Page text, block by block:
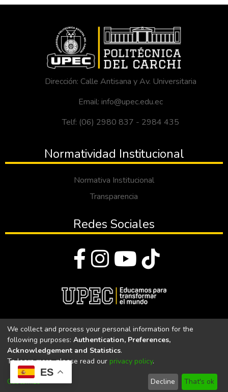
ES
Dirección: Calle Antisana y Av. Universitaria
Email: info@upec.edu.ec
Telf: (06) 2980 837 - 2984 435
Normatividad Institucional
Normativa Institucional
Transparencia
Redes Sociales
Universidad Politécnica Estatal del Carchi
Universidad Politécnica Estatal del Carchi | Acreditada por el
CACES Resolución N°. 160-SE-33-CACES-2020
We collect and process your personal information for the
following purposes: Authentication, Preferences,
Acknowledgement and Statistics.
To learn more, please read our privacy policy.
Customize Decline That's ok